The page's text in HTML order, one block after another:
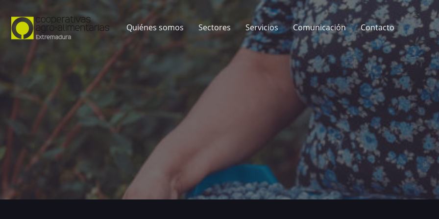
Quiénes somos Sectores Servicios Comunicación Contacto